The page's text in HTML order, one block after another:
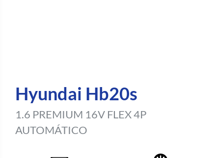
Hyundai Hb20s
1.6 PREMIUM 16V FLEX 4P
AUTOMÁTICO